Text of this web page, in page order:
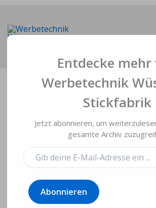
springen
Handtücher für
Konzert „30
Paveier“
Von Gerd Wüstner 2. Juni 2013
Entdecke mehr
Werbetechnik
Stickfabrik
Jetzt abonnieren, um
gesamte Archiv
deine
Mail-
Adresse
ein ...
Abonnieren